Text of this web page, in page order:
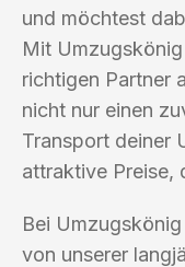
und möchtest
Mit
richtigen Partner
nicht nur einen
Transport deiner
attraktive Preise,
Bei
von unserer